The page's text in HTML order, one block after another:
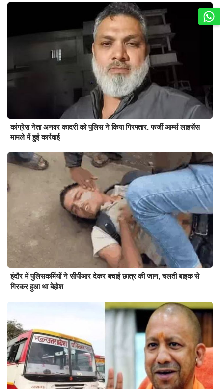
कांग्रेस नेता अनवर कादरी को पुलिस ने किया गिरफ्तार, फर्जी आर्म्स लाइसेंस
मामले में हुई कार्रवाई
इंदौर में पुलिसकर्मियों ने सीपीआर देकर बचाई छात्र की जान, चलती बाइक से
गिरकर हुआ था बेहोश